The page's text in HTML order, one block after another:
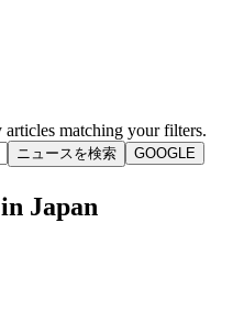
matching your filters.
ニュースを検索 GOOGLE
Japan